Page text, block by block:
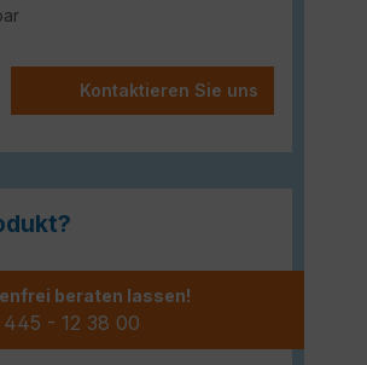
Kontaktieren Sie uns
beraten lassen!
445 - 12 38 00